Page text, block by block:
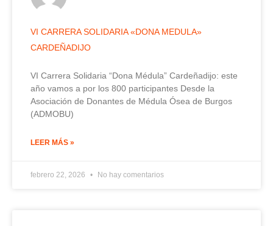
VI CARRERA SOLIDARIA «DONA MEDULA»
CARDEÑADIJO
VI Carrera Solidaria “Dona Médula” Cardeñadijo: este
año vamos a por los 800 participantes Desde la
Asociación de Donantes de Médula Ósea de Burgos
(ADMOBU)
LEER MÁS »
febrero 22, 2026 No hay comentarios